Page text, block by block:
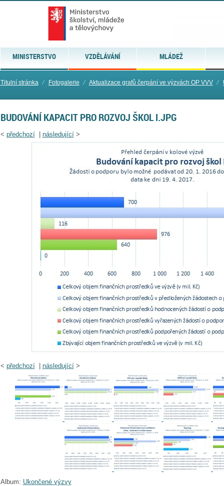
MINISTERSTVO VZDĚLÁVÁNÍ MLÁDEŽ
Titulní stránka ⁄ Fotogalerie ⁄ Aktualizace grafů čerpání ve výzvách OP VVV ⁄
BUDOVÁNÍ KAPACIT PRO ROZVOJ ŠKOL I.JPG
< předchozí| následující>
< předchozí| následující>
Album: Ukončené výzvy